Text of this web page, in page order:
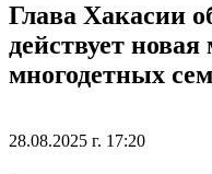
Глава Хакасии
действует
многодетных
28.08.2025 г. 17:20